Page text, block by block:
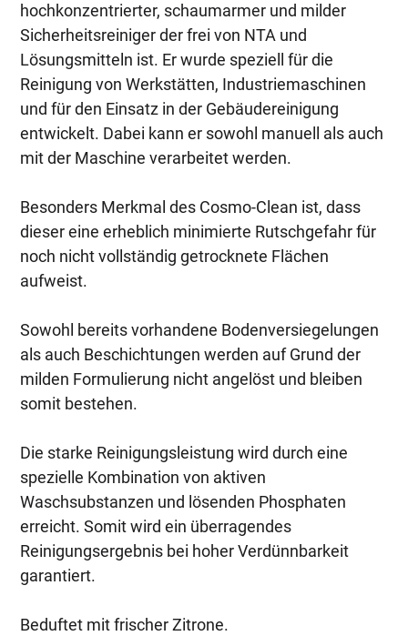
hochkonzentrierter, schaumarmer und milder
Sicherheitsreiniger der frei von NTA und
Lösungsmitteln ist. Er wurde speziell für die
Reinigung von Werkstätten, Industriemaschinen
und für den Einsatz in der Gebäudereinigung
entwickelt. Dabei kann er sowohl manuell als auch
mit der Maschine verarbeitet werden.
Besonders Merkmal des Cosmo-Clean ist, dass
dieser eine erheblich minimierte Rutschgefahr für
noch nicht vollständig getrocknete Flächen
aufweist.
Sowohl bereits vorhandene Bodenversiegelungen
als auch Beschichtungen werden auf Grund der
milden Formulierung nicht angelöst und bleiben
somit bestehen.
Die starke Reinigungsleistung wird durch eine
spezielle Kombination von aktiven
Waschsubstanzen und lösenden Phosphaten
erreicht. Somit wird ein überragendes
Reinigungsergebnis bei hoher Verdünnbarkeit
garantiert.
Beduftet mit frischer Zitrone.